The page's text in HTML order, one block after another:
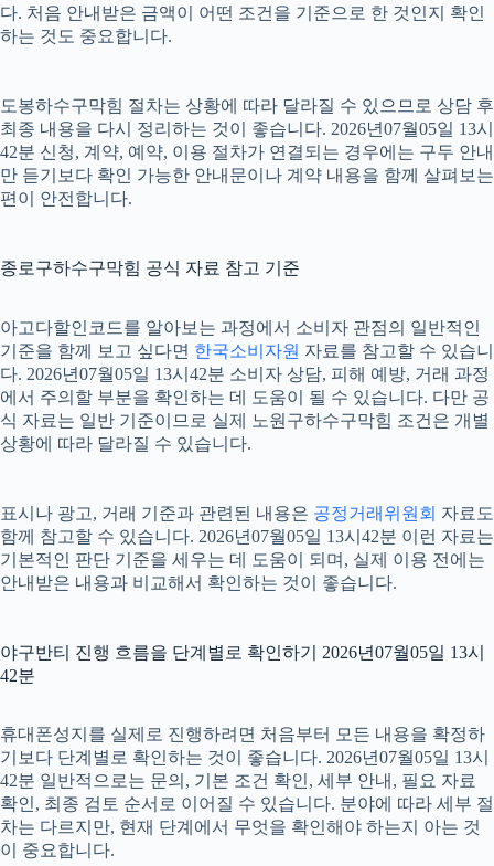
다. 처음 안내받은 금액이 어떤 조건을 기준으로 한 것인지 확인
하는 것도 중요합니다.
도봉하수구막힘 절차는 상황에 따라 달라질 수 있으므로 상담 후
최종 내용을 다시 정리하는 것이 좋습니다. 2026년07월05일 13시
42분 신청, 계약, 예약, 이용 절차가 연결되는 경우에는 구두 안내
만 듣기보다 확인 가능한 안내문이나 계약 내용을 함께 살펴보는
편이 안전합니다.
종로구하수구막힘 공식 자료 참고 기준
아고다할인코드를 알아보는 과정에서 소비자 관점의 일반적인
기준을 함께 보고 싶다면 한국소비자원 자료를 참고할 수 있습니
다. 2026년07월05일 13시42분 소비자 상담, 피해 예방, 거래 과정
에서 주의할 부분을 확인하는 데 도움이 될 수 있습니다. 다만 공
식 자료는 일반 기준이므로 실제 노원구하수구막힘 조건은 개별
상황에 따라 달라질 수 있습니다.
표시나 광고, 거래 기준과 관련된 내용은 공정거래위원회 자료도
함께 참고할 수 있습니다. 2026년07월05일 13시42분 이런 자료는
기본적인 판단 기준을 세우는 데 도움이 되며, 실제 이용 전에는
안내받은 내용과 비교해서 확인하는 것이 좋습니다.
야구반티 진행 흐름을 단계별로 확인하기 2026년07월05일 13시
42분
휴대폰성지를 실제로 진행하려면 처음부터 모든 내용을 확정하
기보다 단계별로 확인하는 것이 좋습니다. 2026년07월05일 13시
42분 일반적으로는 문의, 기본 조건 확인, 세부 안내, 필요 자료
확인, 최종 검토 순서로 이어질 수 있습니다. 분야에 따라 세부 절
차는 다르지만, 현재 단계에서 무엇을 확인해야 하는지 아는 것
이 중요합니다.